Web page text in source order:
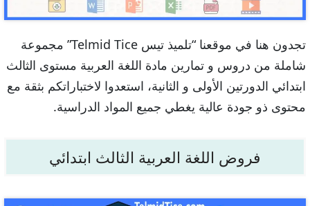
تجدون هنا في موقعنا “تلميذ تيس Telmid Tice” مجموعة
شاملة من دروس و تمارين مادة اللغة العربية مستوى الثالث
ابتدائي الدورتين الأولى و الثانية، استعدوا لاختباراتكم بثقة مع
محتوى ذو جودة عالية يغطي جميع المواد الدراسية.
فروض اللغة العربية الثالث ابتدائي